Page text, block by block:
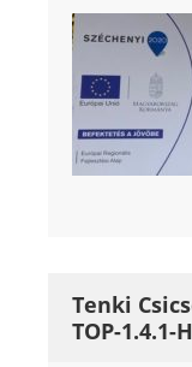
Tenki
TOP-1.4.1-